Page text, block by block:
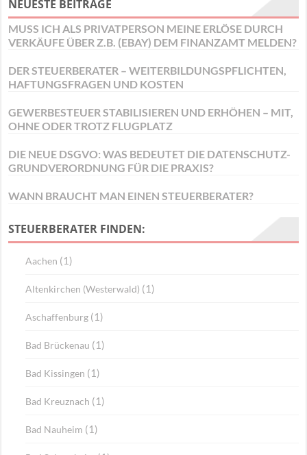
NEUESTE BEITRÄGE
MUSS ICH ALS PRIVATPERSON MEINE ERLÖSE DURCH
VERKÄUFE ÜBER Z.B. (EBAY) DEM FINANZAMT MELDEN?
DER STEUERBERATER – WEITERBILDUNGSPFLICHTEN,
HAFTUNGSFRAGEN UND KOSTEN
GEWERBESTEUER STABILISIEREN UND ERHÖHEN – MIT,
OHNE ODER TROTZ FLUGPLATZ
DIE NEUE DSGVO: WAS BEDEUTET DIE DATENSCHUTZ-
GRUNDVERORDNUNG FÜR DIE PRAXIS?
WANN BRAUCHT MAN EINEN STEUERBERATER?
STEUERBERATER FINDEN:
Aachen (1)
Altenkirchen (Westerwald) (1)
Aschaffenburg (1)
Bad Brückenau (1)
Bad Kissingen (1)
Bad Kreuznach (1)
Bad Nauheim (1)